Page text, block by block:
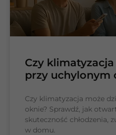
Czy klimatyzacja
przy uchylonym
Czy klimatyzacja może
oknie? Sprawdź, jak
skuteczność chłodzenia,
w domu.